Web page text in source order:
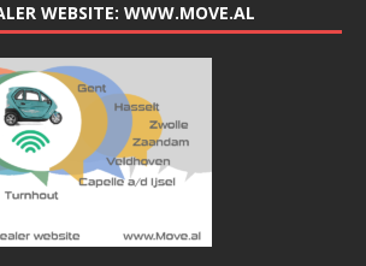
WEBSITE: WWW.MOVE.AL